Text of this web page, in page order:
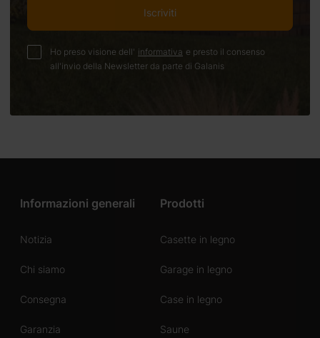
Iscriviti
Ho preso visione dell' informativa e presto il consenso
all'invio della Newsletter da parte di Galanis
Informazioni generali
Notizia
Chi siamo
Consegna
Garanzia
Prodotti
Casette in legno
Garage in legno
Case in legno
Saune